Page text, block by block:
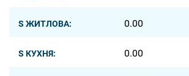
S ЖИТЛОВА: 0.00
S КУХНЯ: 0.00